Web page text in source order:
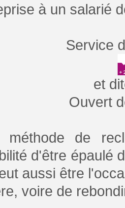
à un salarié
Service
et
Ouvert
méthode de
d'être épaulé
aussi être
voire de